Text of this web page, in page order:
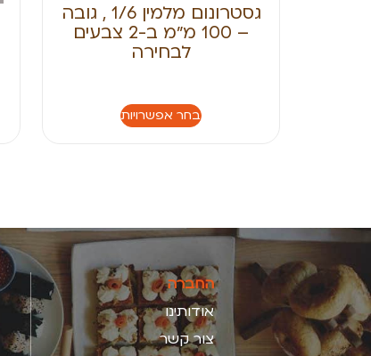
גסטרונום מלמין 1/6 , גובה
– 100 מ״מ ב-2 צבעים
לבחירה
בחר אפשרויות
החברה
אודותינו
צור קשר